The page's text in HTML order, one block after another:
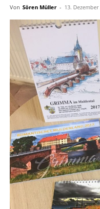
Von Sören Müller - 13. Dezember